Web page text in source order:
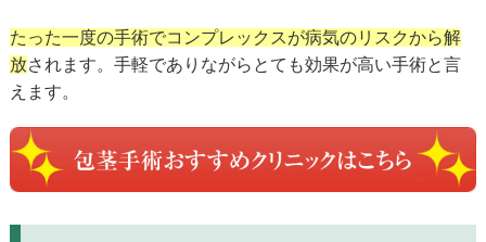
たった一度の手術でコンプレックスが病気のリスクから解
放されます。手軽でありながらとても効果が高い手術と言
えます。